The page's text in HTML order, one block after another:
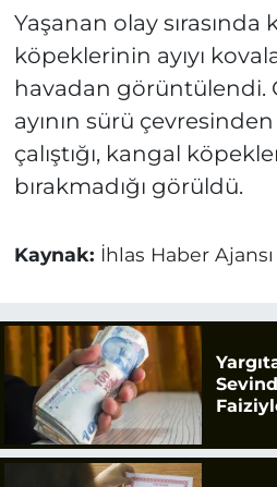
Yaşanan olay sırasında
köpeklerinin ayıyı
havadan görüntülendi.
ayının sürü
çalıştığı, kangal
bırakmadığı görüldü.
Kaynak: İhlas Haber Ajansı